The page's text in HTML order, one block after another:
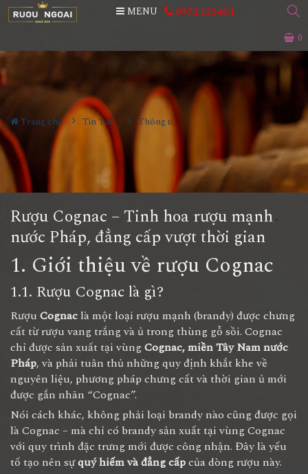
0
MENU 0972.12345.1
Trang chủ Tin Tức Thông tin Rượu ngoại
Rượu Cognac – Tinh hoa rượu mạnh
nước Pháp, đẳng cấp vượt thời gian
1. Giới thiệu về rượu Cognac
1.1. Rượu Cognac là gì?
Rượu Cognac là một loại rượu mạnh (brandy) được chưng
cất từ rượu vang trắng và ủ trong thùng gỗ sồi. Cognac
chỉ được sản xuất tại vùngCognac, miền Tây Nam nước
Pháp, và phải tuân thủ những quy định khắt khe về
nguyên liệu, phương pháp chưng cất và thời gian ủ mới
được gắn nhãn “Cognac”.
Nói cách khác, không phải loại brandy nào cũng được gọi
là Cognac – mà chỉ có brandy sản xuất tại vùng Cognac
với quy trình đặc trưng mới được công nhận. Đây là yếu
tố tạo nên sựquý hiếm và đẳng cấpcủa dòng rượu này.